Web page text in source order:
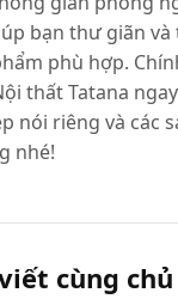
bạn thư giãn và
phù hợp.
thất Tatana
nói riêng và các
nhé!
cùng